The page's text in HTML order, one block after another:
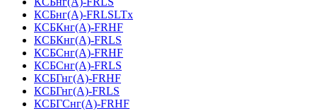
КСБнг(А)-FRLSLTx
КСБКнг(А)-FRHF
КСБКнг(А)-FRLS
КСБСнг(А)-FRHF
КСБСнг(А)-FRLS
КСБГнг(А)-FRHF
КСБГнг(А)-FRLS
КСБГСнг(А)-FRHF